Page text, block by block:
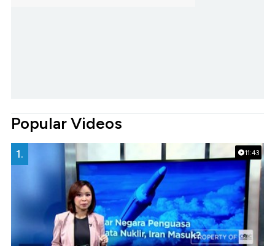
Popular Videos
11:43
1.